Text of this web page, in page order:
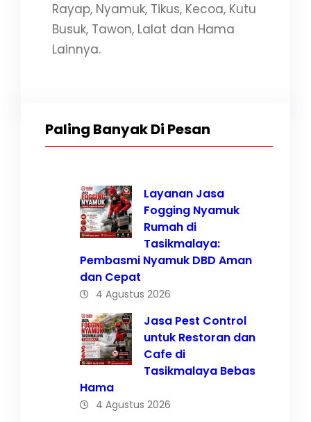
Rayap, Nyamuk, Tikus, Kecoa, Kutu
Busuk, Tawon, Lalat dan Hama
Lainnya.
Paling Banyak Di Pesan
Layanan Jasa
Fogging Nyamuk
Rumah di
Tasikmalaya:
Pembasmi Nyamuk DBD Aman
dan Cepat
4 Agustus 2026
Jasa Pest Control
untuk Restoran dan
Cafe di
Tasikmalaya Bebas
Hama
4 Agustus 2026